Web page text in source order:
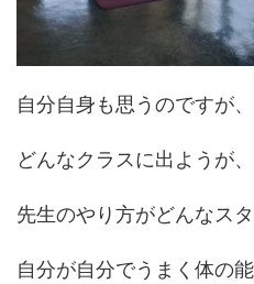
自分自身も思うのですが、
どんなクラスに出ようが、
先生のやり方がどんなス
自分が自分でうまく体の